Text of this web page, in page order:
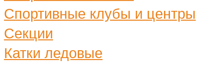
Спортивные клубы и центры
Секции
Катки ледовые